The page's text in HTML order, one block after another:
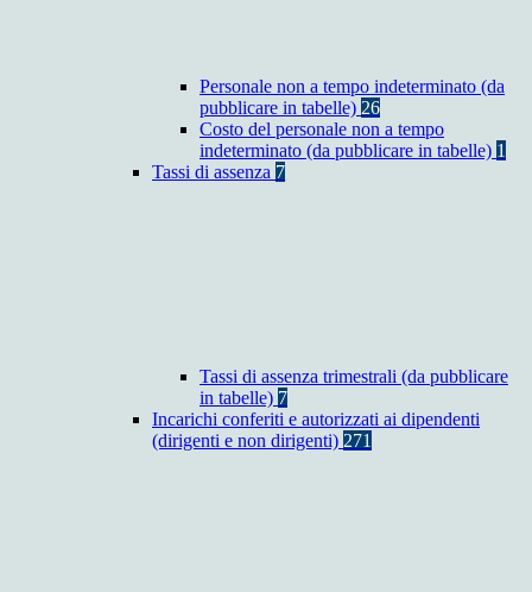
Personale non a tempo indeterminato (da
pubblicare in tabelle) 26
Costo del personale non a tempo
indeterminato (da pubblicare in tabelle) 1
Tassi di assenza 7
Tassi di assenza trimestrali (da pubblicare
in tabelle) 7
Incarichi conferiti e autorizzati ai dipendenti
(dirigenti e non dirigenti) 271